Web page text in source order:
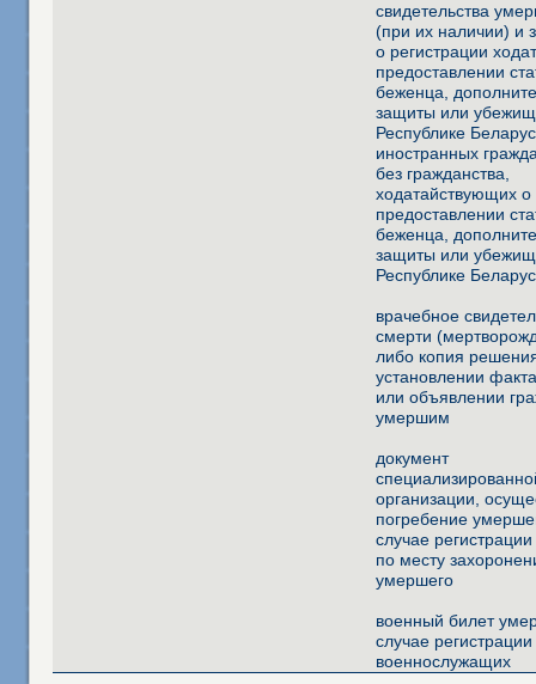
свидетельства
(при их наличии) и
о регистрации
предоставлении
беженца,
защиты или
Республике
иностранных
без гражданства,
ходатайствующих о
предоставлении
беженца,
защиты или
Республике
врачебное
смерти
либо копия
установлении
или объявлении
умершим
документ
организации,
погребение
случае
по месту
умершего
военный билет
случае
военнослужащих